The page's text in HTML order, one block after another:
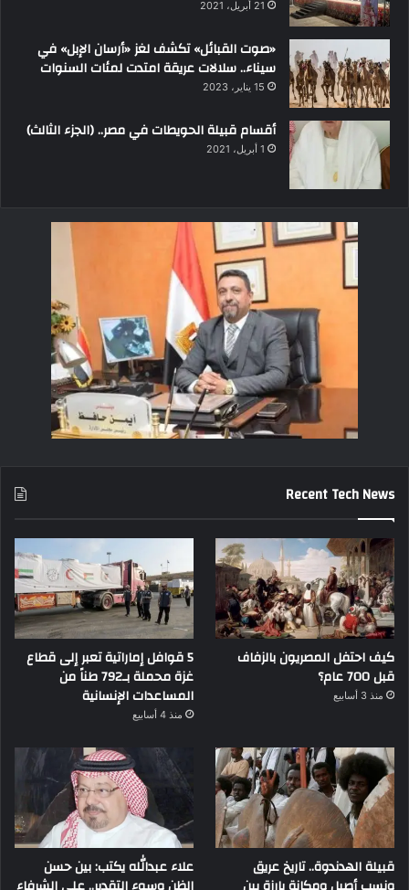
21 أبريل، 2021
«صوت القبائل» تكشف لغز «أرسان الإبل» في
سيناء.. سلالات عريقة امتدت لمئات السنوات
15 يناير، 2023
أقسام قبيلة الحويطات في مصر.. (الجزء الثالث)
1 أبريل، 2021
Recent Tech News
كيف احتفل المصريون بالزفاف
قبل 700 عام؟
منذ 3 أسابيع
5 قوافل إماراتية تعبر إلى قطاع
غزة محملة بـ792 طناً من
المساعدات الإنسانية
منذ 4 أسابيع
قبيلة الهدندوة.. تاريخ عريق
علاء عبدالله يكتب: بين حسن